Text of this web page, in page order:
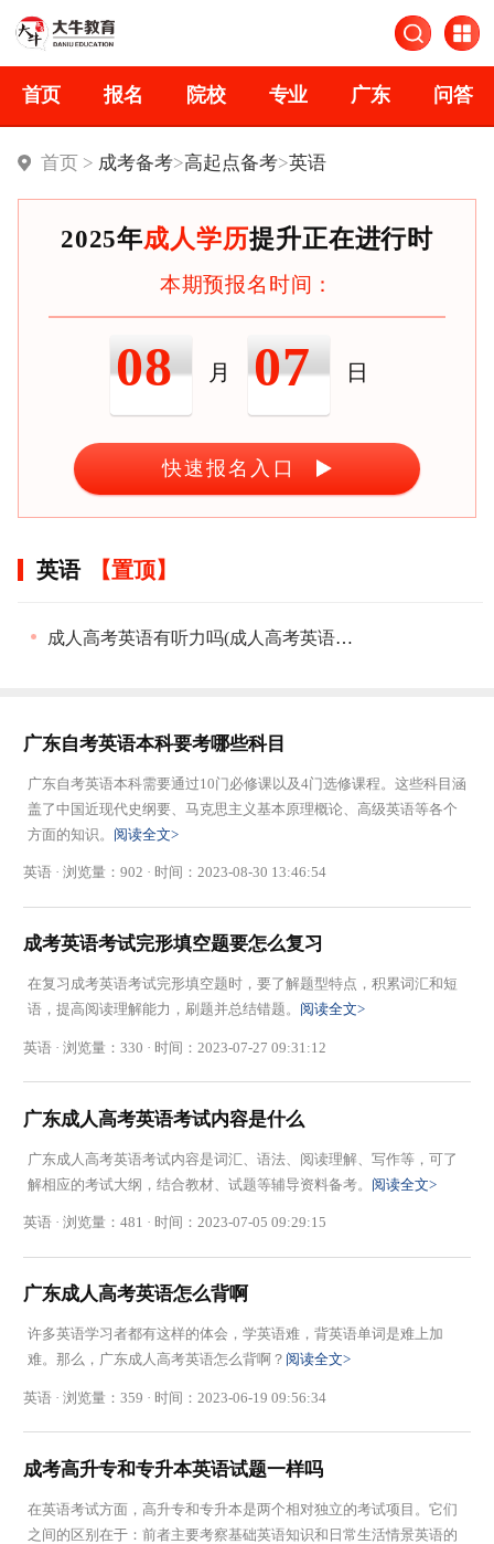
首页 报名 院校 专业 广东 问答
首页 > 成考备考>高起点备考>英语
2025年成人学历提升正在进行时
本期预报名时间：
08 月 07 日
快速报名入口
英语
成人高考英语有听力吗(成人高考英语零基础答题技巧)
广东自考英语本科要考哪些科目
广东自考英语本科需要通过10门必修课以及4门选修课程。这些科目涵
盖了中国近现代史纲要、马克思主义基本原理概论、高级英语等各个
方面的知识。 阅读全文>
英语 · 浏览量：902 · 时间：2023-08-30 13:46:54
成考英语考试完形填空题要怎么复习
在复习成考英语考试完形填空题时，要了解题型特点，积累词汇和短
语，提高阅读理解能力，刷题并总结错题。 阅读全文>
英语 · 浏览量：330 · 时间：2023-07-27 09:31:12
广东成人高考英语考试内容是什么
广东成人高考英语考试内容是词汇、语法、阅读理解、写作等，可了
解相应的考试大纲，结合教材、试题等辅导资料备考。 阅读全文>
英语 · 浏览量：481 · 时间：2023-07-05 09:29:15
广东成人高考英语怎么背啊
许多英语学习者都有这样的体会，学英语难，背英语单词是难上加
难。那么，广东成人高考英语怎么背啊？ 阅读全文>
英语 · 浏览量：359 · 时间：2023-06-19 09:56:34
成考高升专和专升本英语试题一样吗
在英语考试方面，高升专和专升本是两个相对独立的考试项目。它们
之间的区别在于：前者主要考察基础英语知识和日常生活情景英语的